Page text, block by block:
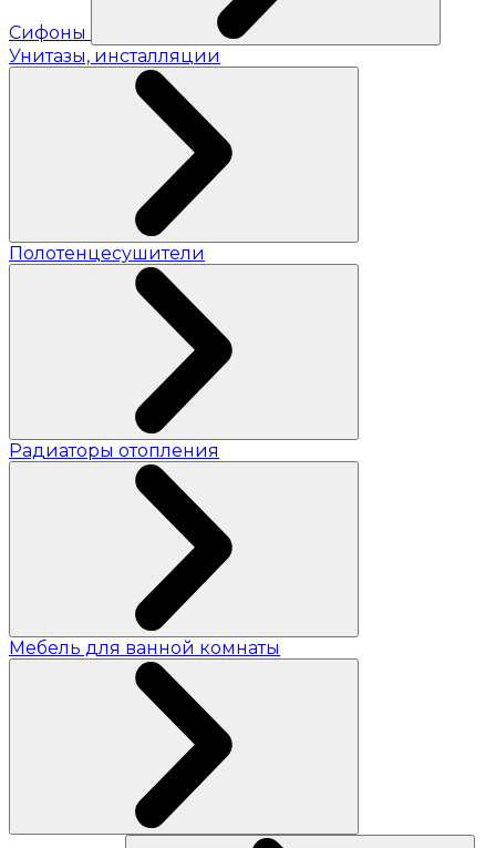
Сифоны
Унитазы, инсталляции
Полотенцесушители
Радиаторы отопления
Мебель для ванной комнаты